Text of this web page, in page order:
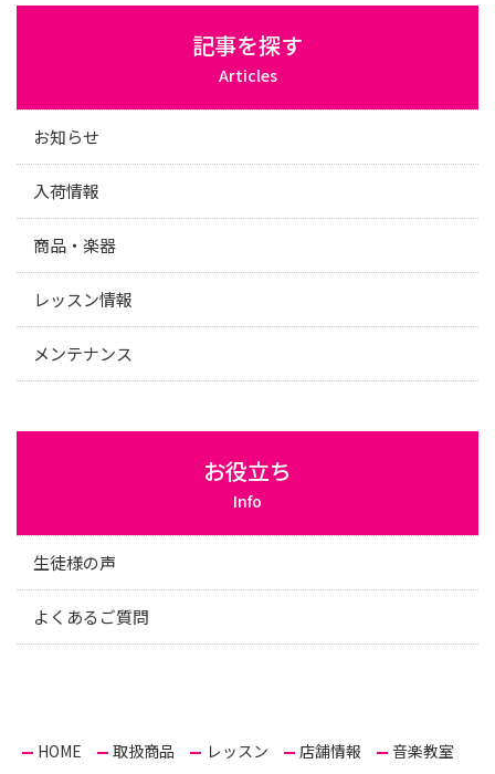
記事を探す
Articles
お知らせ
入荷情報
商品・楽器
レッスン情報
メンテナンス
お役立ち
Info
生徒様の声
よくあるご質問
HOME 取扱商品 レッスン 店舗情報
音楽教室